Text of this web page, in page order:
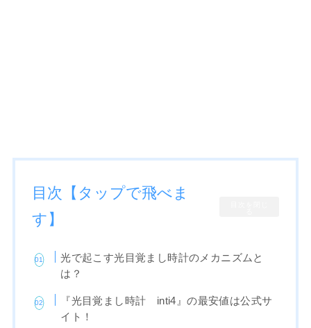
目次【タップで飛べま
す】
光で起こす光目覚まし時計のメカニズムと
は？
『光目覚まし時計 inti4』の最安値は公式サ
イト！